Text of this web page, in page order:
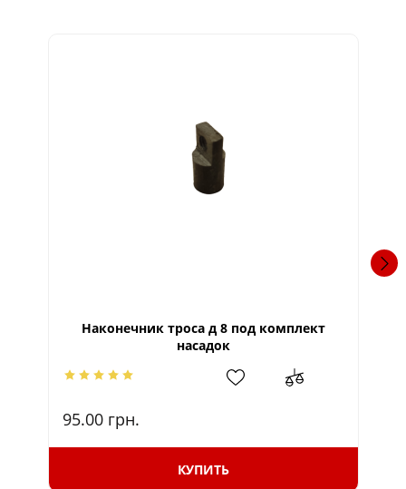
Наконечник троса д 8 под комплект
насадок
95.00 грн.
КУПИТЬ